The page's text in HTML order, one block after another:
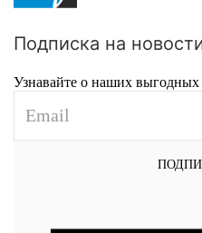
Подписка на
Узнавайте о наших